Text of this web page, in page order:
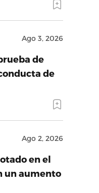
Ago 3, 2026
de
de
Ago 2, 2026
en el
un aumento